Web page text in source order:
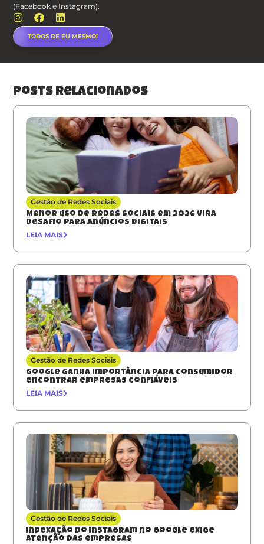
(Facebook e Instagram).
TODOS DE EU MESMO!
posts relacionados
Gestão de Redes Sociais
Menor uso de redes sociais em 2026 vira
desafio para anúncios digitais
LEIA MAIS
Gestão de Redes Sociais
Google ganha importância para consumidor
encontrar empresas confiáveis
LEIA MAIS
Gestão de Redes Sociais
Indexação do Instagram no Google exige
atenção das empresas